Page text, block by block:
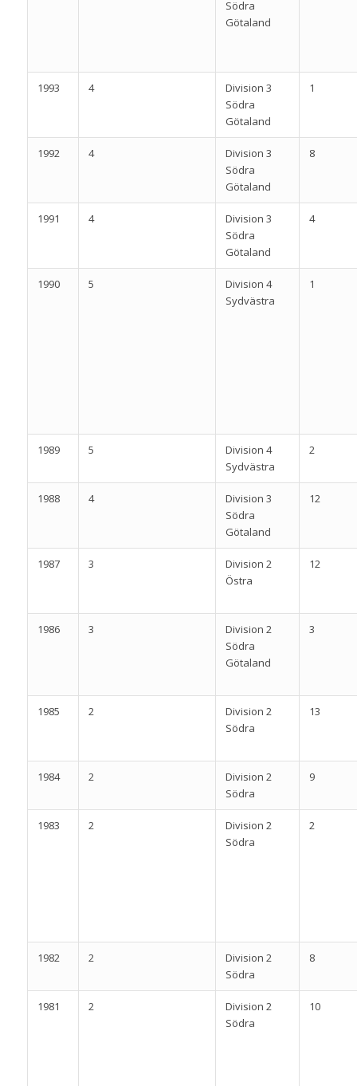
Södra
Götaland
1993 4
Division 3
Södra
Götaland
1
1992 4
Division 3
Södra
Götaland
8
1991 4
Division 3
Södra
Götaland
4
1990 5
Division 4
Sydvästra
1
1989 5
Division 4
Sydvästra
2
1988 4
Division 3
Södra
Götaland
12
1987 3
Division 2
Östra
12
1986 3
Division 2
Södra
Götaland
3
1985 2
Division 2
Södra
13
1984 2
Division 2
Södra
9
1983 2
Division 2
Södra
2
1982 2
Division 2
Södra
8
1981 2
Division 2
Södra
10